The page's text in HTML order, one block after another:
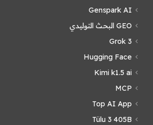
Genspark AI
GEO البحث التوليدي
Grok 3
Hugging Face
Kimi k1.5 ai
MCP
Top AI App
Tülu 3 405B